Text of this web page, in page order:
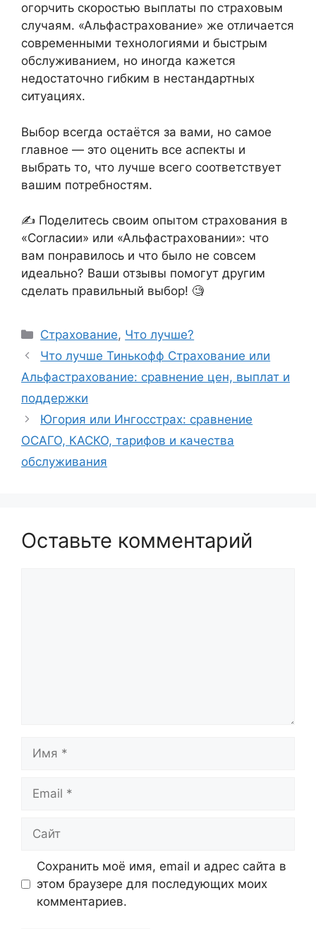
огорчить скоростью выплаты по страховым
случаям. «Альфастрахование» же отличается
современными технологиями и быстрым
обслуживанием, но иногда кажется
недостаточно гибким в нестандартных
ситуациях.
Выбор всегда остаётся за вами, но самое
главное — это оценить все аспекты и
выбрать то, что лучше всего соответствует
вашим потребностям.
✍️ Поделитесь своим опытом страхования в
«Согласии» или «Альфастраховании»: что
вам понравилось и что было не совсем
идеально? Ваши отзывы помогут другим
сделать правильный выбор! 🧐
Рубрики
Страхование, Что лучше?
Что лучше Тинькофф Страхование или
Альфастрахование: сравнение цен, выплат и
поддержки
Югория или Ингосстрах: сравнение
ОСАГО, КАСКО, тарифов и качества
обслуживания
Оставьте комментарий
Имя
Email
Сайт
Сохранить моё имя, email и адрес сайта в
этом браузере для последующих моих
комментариев.